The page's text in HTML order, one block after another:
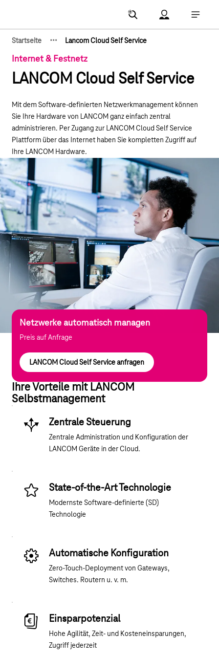
Account Menu
Startseite ··· Lancom Cloud Self Service
Internet & Festnetz
LANCOM Cloud Self Service
Mit dem Software-definierten Netzwerkmanagement können
Sie Ihre Hardware von LANCOM ganz einfach zentral
administrieren. Per Zugang zur LANCOM Cloud Self Service
Plattform über das Internet haben Sie kompletten Zugriff auf
Ihre LANCOM Hardware.
Netzwerke automatisch managen
Preis auf Anfrage
LANCOM Cloud Self Service anfragen
Ihre Vorteile mit LANCOM
Selbstmanagement
Zentrale Steuerung
Zentrale Administration und Konfiguration der
LANCOM Geräte in der Cloud.
State-of-the-Art Technologie
Modernste Software-definierte (SD)
Technologie
Automatische Konfiguration
Zero-Touch-Deployment von Gateways,
Switches. Routern u. v. m.
Einsparpotenzial
Hohe Agilität, Zeit- und Kosteneinsparungen,
Zugriff jederzeit